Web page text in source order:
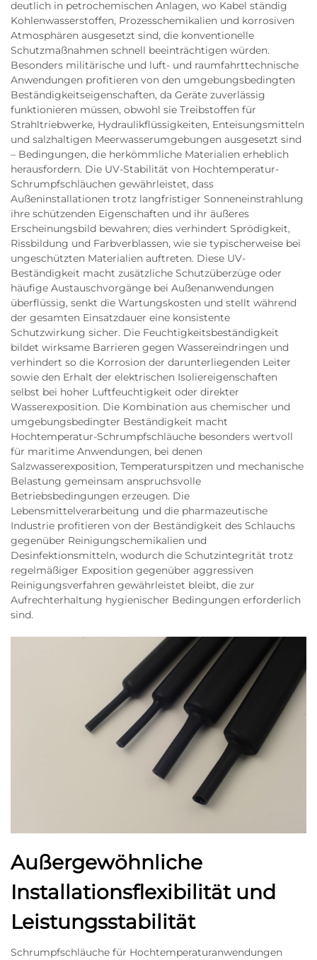
deutlich in petrochemischen Anlagen, wo Kabel ständig
Kohlenwasserstoffen, Prozesschemikalien und korrosiven
Atmosphären ausgesetzt sind, die konventionelle
Schutzmaßnahmen schnell beeinträchtigen würden.
Besonders militärische und luft- und raumfahrttechnische
Anwendungen profitieren von den umgebungsbedingten
Beständigkeitseigenschaften, da Geräte zuverlässig
funktionieren müssen, obwohl sie Treibstoffen für
Strahltriebwerke, Hydraulikflüssigkeiten, Enteisungsmitteln
und salzhaltigen Meerwasserumgebungen ausgesetzt sind
– Bedingungen, die herkömmliche Materialien erheblich
herausfordern. Die UV-Stabilität von Hochtemperatur-
Schrumpfschläuchen gewährleistet, dass
Außeninstallationen trotz langfristiger Sonneneinstrahlung
ihre schützenden Eigenschaften und ihr äußeres
Erscheinungsbild bewahren; dies verhindert Sprödigkeit,
Rissbildung und Farbverblassen, wie sie typischerweise bei
ungeschützten Materialien auftreten. Diese UV-
Beständigkeit macht zusätzliche Schutzüberzüge oder
häufige Austauschvorgänge bei Außenanwendungen
überflüssig, senkt die Wartungskosten und stellt während
der gesamten Einsatzdauer eine konsistente
Schutzwirkung sicher. Die Feuchtigkeitsbeständigkeit
bildet wirksame Barrieren gegen Wassereindringen und
verhindert so die Korrosion der darunterliegenden Leiter
sowie den Erhalt der elektrischen Isoliereigenschaften
selbst bei hoher Luftfeuchtigkeit oder direkter
Wasserexposition. Die Kombination aus chemischer und
umgebungsbedingter Beständigkeit macht
Hochtemperatur-Schrumpfschläuche besonders wertvoll
für maritime Anwendungen, bei denen
Salzwasserexposition, Temperaturspitzen und mechanische
Belastung gemeinsam anspruchsvolle
Betriebsbedingungen erzeugen. Die
Lebensmittelverarbeitung und die pharmazeutische
Industrie profitieren von der Beständigkeit des Schlauchs
gegenüber Reinigungschemikalien und
Desinfektionsmitteln, wodurch die Schutzintegrität trotz
regelmäßiger Exposition gegenüber aggressiven
Reinigungsverfahren gewährleistet bleibt, die zur
Aufrechterhaltung hygienischer Bedingungen erforderlich
sind.
Außergewöhnliche
Installationsflexibilität und
Leistungsstabilität
Schrumpfschläuche für Hochtemperaturanwendungen